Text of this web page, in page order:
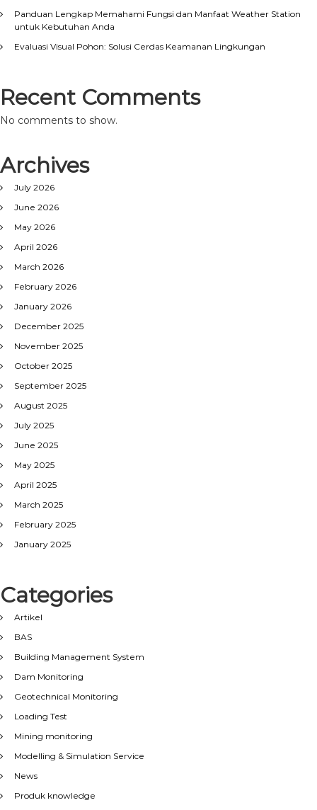
Panduan Lengkap Memahami Fungsi dan Manfaat Weather Station
untuk Kebutuhan Anda
Evaluasi Visual Pohon: Solusi Cerdas Keamanan Lingkungan
Recent Comments
No comments to show.
Archives
July 2026
June 2026
May 2026
April 2026
March 2026
February 2026
January 2026
December 2025
November 2025
October 2025
September 2025
August 2025
July 2025
June 2025
May 2025
April 2025
March 2025
February 2025
January 2025
Categories
Artikel
BAS
Building Management System
Dam Monitoring
Geotechnical Monitoring
Loading Test
Mining monitoring
Modelling & Simulation Service
News
Produk knowledge